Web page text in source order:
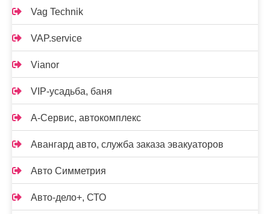
Vag Technik
VAP.service
Vianor
VIP-усадьба, баня
А-Сервис, автокомплекс
Авангард авто, служба заказа эвакуаторов
Авто Симметрия
Авто-дело+, СТО